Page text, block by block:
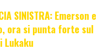
SINISTRA: Emerson e
ora si punta forte sul
Lukaku